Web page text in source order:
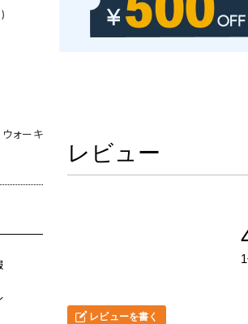
ォーキ
レビュー
レビューを書く